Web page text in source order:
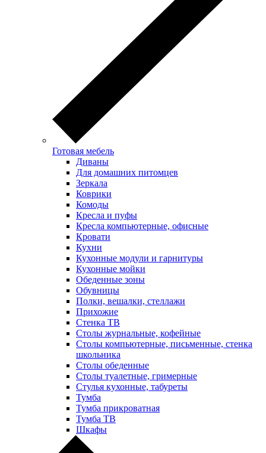
Готовая мебель
Диваны
Для домашних питомцев
Зеркала
Коврики
Комоды
Кресла и пуфы
Кресла компьютерные, офисные
Кровати
Кухни
Кухонные модули и гарнитуры
Кухонные мойки
Обеденные зоны
Обувницы
Полки, вешалки, стеллажи
Прихожие
Стенка ТВ
Столы журнальные, кофейные
Столы компьютерные, письменные, стенка
школьника
Столы обеденные
Столы туалетные, гримерные
Стулья кухонные, табуреты
Тумба
Тумба прикроватная
Тумба ТВ
Шкафы